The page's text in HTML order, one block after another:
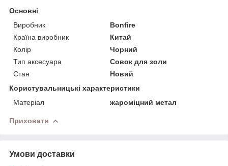
Основні
Виробник
Bonfire
Країна виробник
Китай
Колір
Чорний
Тип аксесуара
Совок для золи
Стан
Новий
Користувальницькі характеристики
Матеріал
жароміцний метал
Приховати
Умови доставки